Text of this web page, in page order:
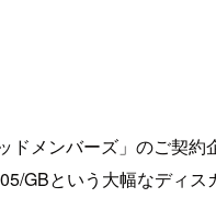
メンバーズ」のご契
GBという大幅なディ